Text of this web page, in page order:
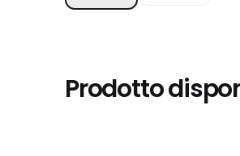
Prodotto